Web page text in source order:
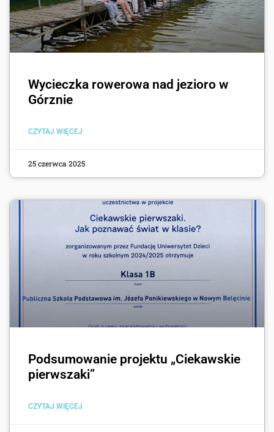
Wycieczka rowerowa nad jezioro w
Górznie
CZYTAJ WIĘCEJ
25 czerwca 2025
Podsumowanie projektu „Ciekawskie
pierwszaki”
CZYTAJ WIĘCEJ